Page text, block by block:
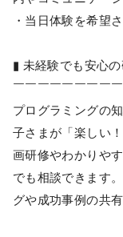
・当日体験を希望
▮ 未経験でも安心
￣￣￣￣￣￣￣￣
プログラミングの
子さまが「楽しい
画研修やわかりや
でも相談できます
グや成功事例の共